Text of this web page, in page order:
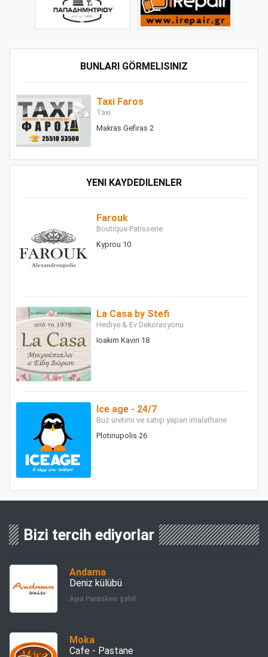
BUNLARI GÖRMELISINIZ
Taxi Faros
Taxi
Makras Gefiras 2
YENI KAYDEDILENLER
Farouk
Boutique Patisserie
Kyprou 10
La Casa by Stefi
Hediye & Ev Dekorasyonu
Ioakim Kaviri 18
Ice age - 24/7
Buz üretimi ve satışı yapan imalathane
Plotinupolis 26
Bizi tercih ediyorlar
Andama
Deniz külübü
Ayıa Paraskevı şahil
Moka
Cafe - Pastane